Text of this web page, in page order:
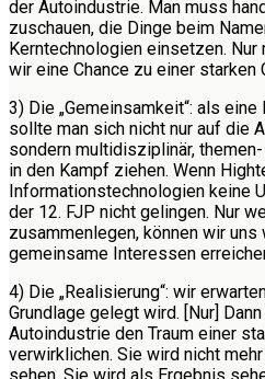
der Autoindustrie. Man muss
zuschauen, die Dinge beim
Kerntechnologien einsetzen.
wir eine Chance zu einer starken
3) Die „Gemeinsamkeit“: als
sollte man sich nicht nur auf die
sondern multidisziplinär,
in den Kampf ziehen. Wenn
Informationstechnologien keine
der 12. FJP nicht gelingen. Nur
zusammenlegen, können wir
gemeinsame Interessen
4) Die „Realisierung“: wir
Grundlage gelegt wird. [Nur]
Autoindustrie den Traum einer
verwirklichen. Sie wird nicht